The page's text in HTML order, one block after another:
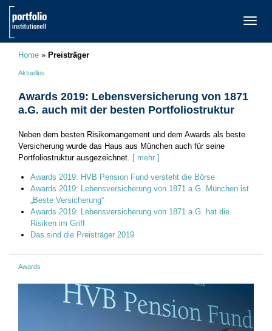
Home » Preisträger
Aktuelles
Awards 2019: Lebensversicherung von 1871
a.G. auch mit der besten Portfoliostruktur
Neben dem besten Risikomangement und dem Awards als beste
Versicherung wurde das Haus aus München auch für seine
Portfoliostruktur ausgezeichnet. [ mehr ]
Awards 2019: HVB Pension Fund versteht die Börse
Awards 2019: Lebensversicherung von 1871 a.G. München ist
„Beste Versicherung“
Awards 2019: Lebensversicherung von 1871 a.G. hat die
Risiken im Griff
Das sind die Preisträger 2019
Awards